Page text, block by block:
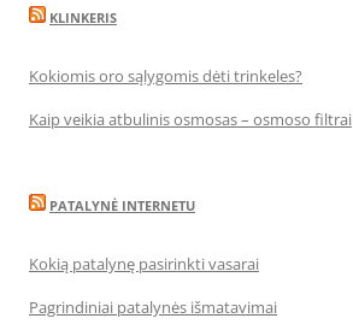
KLINKERIS
Kokiomis oro sąlygomis dėti trinkeles?
Kaip veikia atbulinis osmosas – osmoso filtrai
PATALYNĖ INTERNETU
Kokią patalynę pasirinkti vasarai
Pagrindiniai patalynės išmatavimai